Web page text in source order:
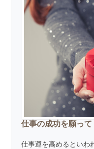
仕事の成功を願って
仕事運を高めるといわ